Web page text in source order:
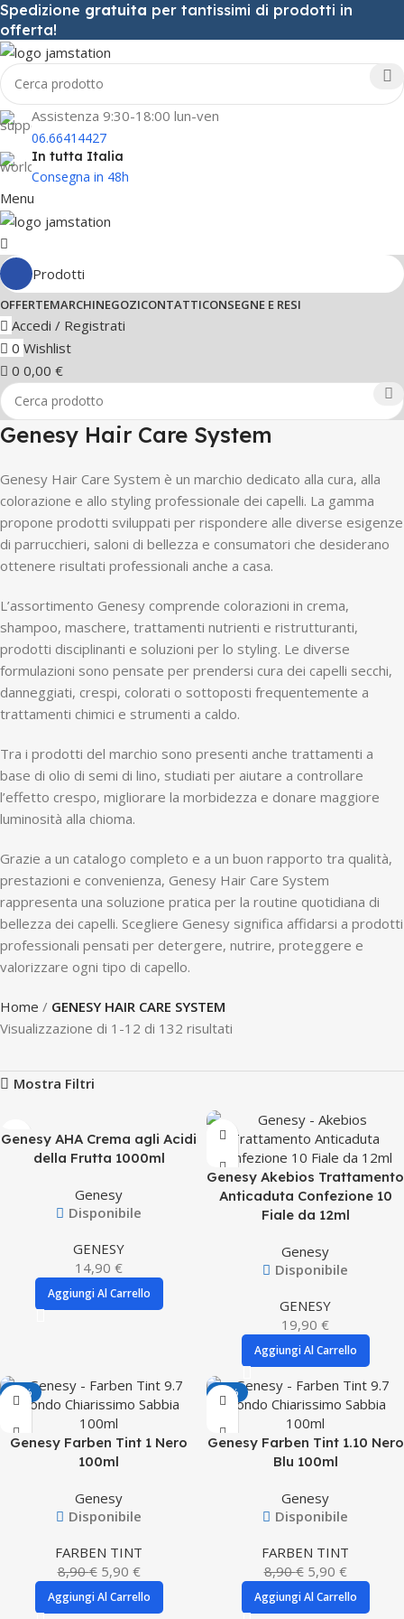
Spedizione gratuita per tantissimi di prodotti in
offerta!
Assistenza 9:30-18:00 lun-ven
06.66414427
In tutta Italia
Consegna in 48h
Menu
Prodotti
OFFERTEMARCHINEGOZICONTATTICONSEGNE E RESI
Accedi / Registrati
0 Wishlist
0 0,00 €
Genesy Hair Care System
Genesy Hair Care System è un marchio dedicato alla cura, alla
colorazione e allo styling professionale dei capelli. La gamma
propone prodotti sviluppati per rispondere alle diverse esigenze
di parrucchieri, saloni di bellezza e consumatori che desiderano
ottenere risultati professionali anche a casa.
L’assortimento Genesy comprende colorazioni in crema,
shampoo, maschere, trattamenti nutrienti e ristrutturanti,
prodotti disciplinanti e soluzioni per lo styling. Le diverse
formulazioni sono pensate per prendersi cura dei capelli secchi,
danneggiati, crespi, colorati o sottoposti frequentemente a
trattamenti chimici e strumenti a caldo.
Tra i prodotti del marchio sono presenti anche trattamenti a
base di olio di semi di lino, studiati per aiutare a controllare
l’effetto crespo, migliorare la morbidezza e donare maggiore
luminosità alla chioma.
Grazie a un catalogo completo e a un buon rapporto tra qualità,
prestazioni e convenienza, Genesy Hair Care System
rappresenta una soluzione pratica per la routine quotidiana di
bellezza dei capelli. Scegliere Genesy significa affidarsi a prodotti
professionali pensati per detergere, nutrire, proteggere e
valorizzare ogni tipo di capello.
Home
GENESY HAIR CARE SYSTEM
Visualizzazione di 1-12 di 132 risultati
Mostra Filtri
Genesy AHA Crema agli Acidi
della Frutta 1000ml
Genesy
Disponibile
GENESY
14,90 €
Aggiungi Al Carrello
Genesy Akebios Trattamento
Anticaduta Confezione 10
Fiale da 12ml
Genesy
Disponibile
GENESY
19,90 €
Aggiungi Al Carrello
-34%
Genesy Farben Tint 1 Nero
100ml
Genesy
Disponibile
FARBEN TINT
8,90€ 5,90 €
Aggiungi Al Carrello
-34%
Genesy Farben Tint 1.10 Nero
Blu 100ml
Genesy
Disponibile
FARBEN TINT
8,90€ 5,90 €
Aggiungi Al Carrello